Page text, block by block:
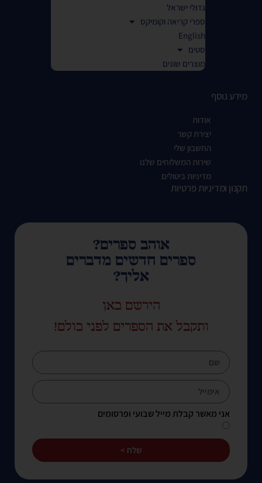
גדולי ישראל
ספרי קריאה וקומיקס
English
סטים
מוצרים שונים
מידע נוסף
אודות
יצירת קשר
החשבון שלי
שירות המשלוחים שלנו
מדיניות ביטולים
תקנון ומדיניות פרטיות
אוהב ספרים?
ספרים חדשים מדברים
אליך?
הירשם כאן
ותקבל את הספרים לפני כולם!
אני מאשר קבלת מייל שבועי ופרסומים
שלח >